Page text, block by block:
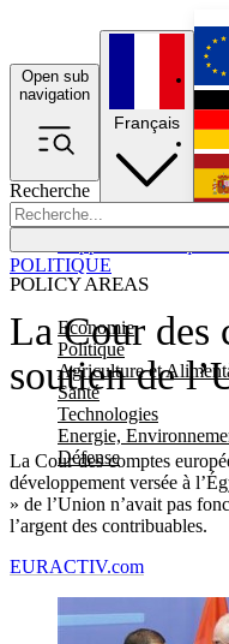
Open sub
navigation
Recherche
POLICY AREAS
Economie
Politique
Agriculture et
Santé
Technologies
Energie,
Défense
Français
La Cour des
soutien de
La Cour des comptes
développement versée à
» de l’Union n’avait pas
l’argent des contribuables.
POLITIQUE
EURACTIV.com